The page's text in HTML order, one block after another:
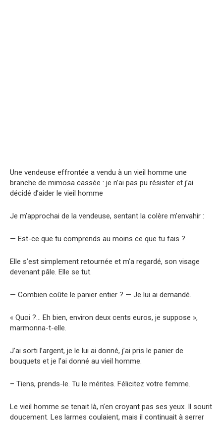
Une vendeuse effrontée a vendu à un vieil homme une
branche de mimosa cassée : je n’ai pas pu résister et j’ai
décidé d’aider le vieil homme
Je m’approchai de la vendeuse, sentant la colère m’envahir :
— Est-ce que tu comprends au moins ce que tu fais ?
Elle s’est simplement retournée et m’a regardé, son visage
devenant pâle. Elle se tut.
— Combien coûte le panier entier ? — Je lui ai demandé.
« Quoi ?… Eh bien, environ deux cents euros, je suppose »,
marmonna-t-elle.
J’ai sorti l’argent, je le lui ai donné, j’ai pris le panier de
bouquets et je l’ai donné au vieil homme.
– Tiens, prends-le. Tu le mérites. Félicitez votre femme.
Le vieil homme se tenait là, n’en croyant pas ses yeux. Il sourit
doucement. Les larmes coulaient, mais il continuait à serrer